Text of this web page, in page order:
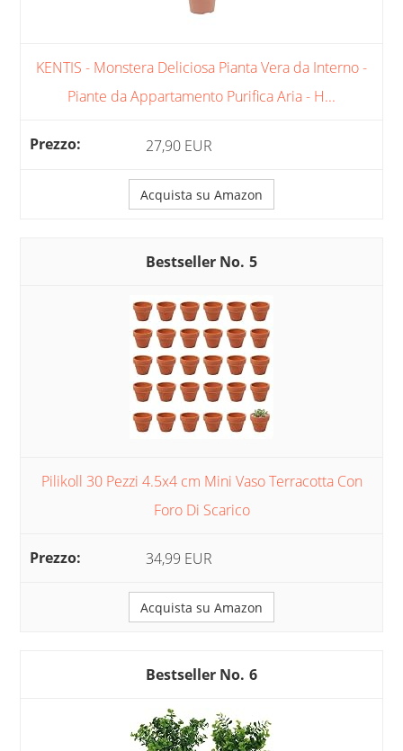
KENTIS - Monstera Deliciosa Pianta Vera da Interno -
Piante da Appartamento Purifica Aria - H...
27,90 EUR
Acquista su Amazon
5
Pilikoll 30 Pezzi 4.5x4 cm Mini Vaso Terracotta Con
Foro Di Scarico
34,99 EUR
Acquista su Amazon
6